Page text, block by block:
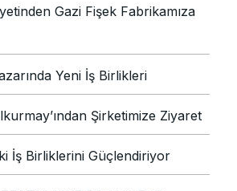
Gazi Fişek Fabrikamıza
Yeni İş Birlikleri
Şirketimize Ziyaret
İş Birliklerini Güçlendiriyor